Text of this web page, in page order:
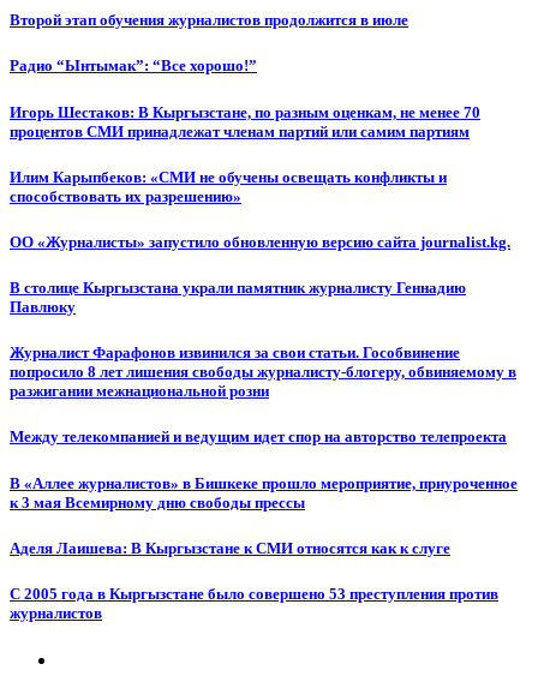
Второй этап обучения журналистов продолжится в июле
Радио “Ынтымак”: “Все хорошо!”
Игорь Шестаков: В Кыргызстане, по разным оценкам, не менее 70
процентов СМИ принадлежат членам партий или самим партиям
Илим Карыпбеков: «СМИ не обучены освещать конфликты и
способствовать их разрешению»
ОО «Журналисты» запустило обновленную версию сайта journalist.kg.
В столице Кыргызстана украли памятник журналисту Геннадию
Павлюку
Журналист Фарафонов извинился за свои статьи. Гособвинение
попросило 8 лет лишения свободы журналисту-блогеру, обвиняемому в
разжигании межнациональной розни
Между телекомпанией и ведущим идет спор на авторство телепроекта
В «Аллее журналистов» в Бишкеке прошло мероприятие, приуроченное
к 3 мая Всемирному дню свободы прессы
Аделя Лаишева: В Кыргызстане к СМИ относятся как к слуге
С 2005 года в Кыргызстане было совершено 53 преступления против
журналистов